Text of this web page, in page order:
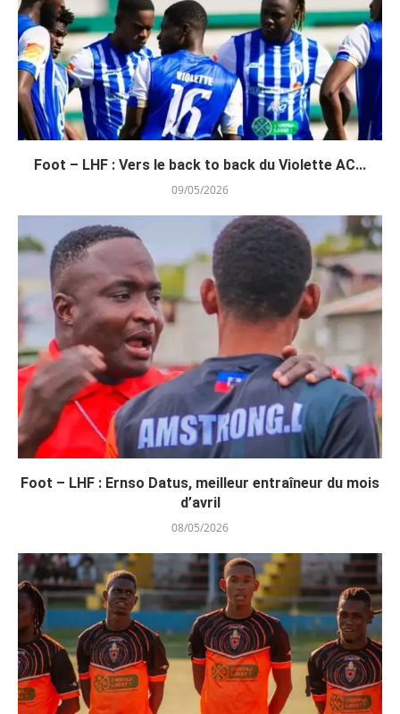
Foot – LHF : Vers le back to back du Violette AC...
09/05/2026
Foot – LHF : Ernso Datus, meilleur entraîneur du mois
d’avril
08/05/2026